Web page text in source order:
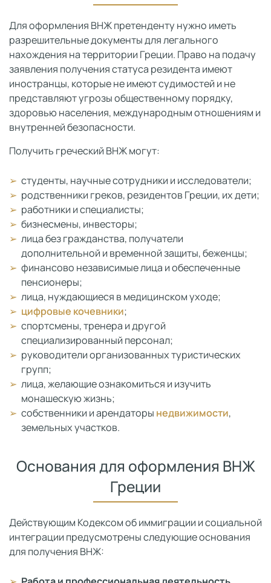
Для оформления ВНЖ претенденту нужно иметь
разрешительные документы для легального
нахождения на территории Греции. Право на подачу
заявления получения статуса резидента имеют
иностранцы, которые не имеют судимостей и не
представляют угрозы общественному порядку,
здоровью населения, международным отношениям и
внутренней безопасности.
Получить греческий ВНЖ могут:
студенты, научные сотрудники и исследователи;
родственники греков, резидентов Греции, их дети;
работники и специалисты;
бизнесмены, инвесторы;
лица без гражданства, получатели
дополнительной и временной защиты, беженцы;
финансово независимые лица и обеспеченные
пенсионеры;
лица, нуждающиеся в медицинском уходе;
цифровые кочевники;
спортсмены, тренера и другой
специализированный персонал;
руководители организованных туристических
групп;
лица, желающие ознакомиться и изучить
монашескую жизнь;
собственники и арендаторы недвижимости,
земельных участков.
Основания для оформления ВНЖ
Греции
Действующим Кодексом об иммиграции и социальной
интеграции предусмотрены следующие основания
для получения ВНЖ: